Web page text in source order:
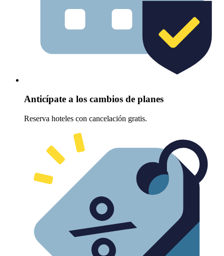
Anticípate a los cambios de planes
Reserva hoteles con cancelación gratis.